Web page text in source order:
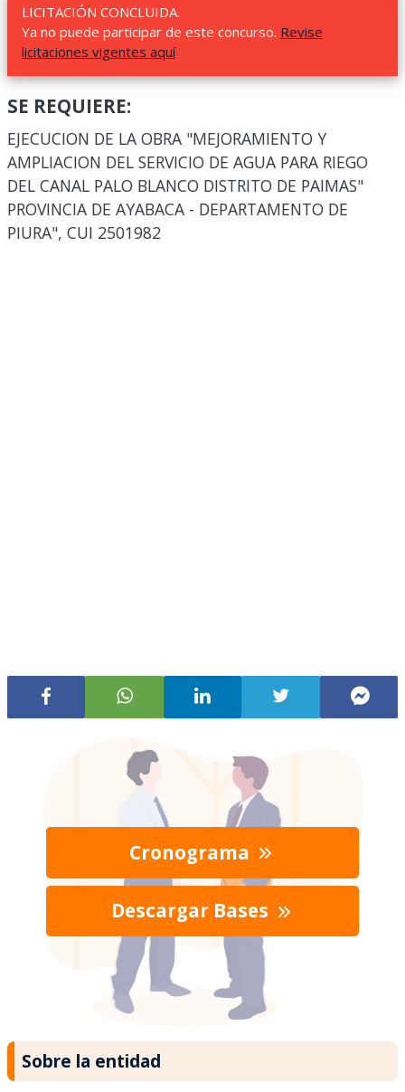
LICITACIÓN CONCLUIDA.
Ya no puede participar de este concurso. Revise
licitaciones vigentes aquí
SE REQUIERE:
EJECUCION DE LA OBRA "MEJORAMIENTO Y
AMPLIACION DEL SERVICIO DE AGUA PARA RIEGO
DEL CANAL PALO BLANCO DISTRITO DE PAIMAS"
PROVINCIA DE AYABACA - DEPARTAMENTO DE
PIURA", CUI 2501982
Cronograma
Descargar Bases
Sobre la entidad